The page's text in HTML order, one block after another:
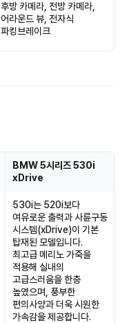
후방 카메라, 전방 카메라,
어라운드 뷰, 전자식
파킹브레이크
BMW 5시리즈 530i
xDrive
530i는 520i보다
여유로운 출력과 사륜구동
시스템(xDrive)이 기본
탑재된 모델입니다.
최고급 메리노 가죽을
적용해 실내의
고급스러움을 한층
높였으며, 풍부한
편의사양과 더욱 시원한
가속감을 제공합니다.